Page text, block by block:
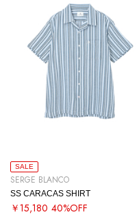
SALE
SERGE BLANCO
SS CARACAS SHIRT
￥15,180 40%OFF